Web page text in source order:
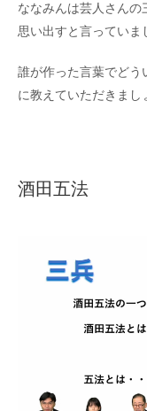
ななみんは芸人さんの
思い出すと言っていま
誰が作った言葉でどう
に教えていただきまし
酒田五法